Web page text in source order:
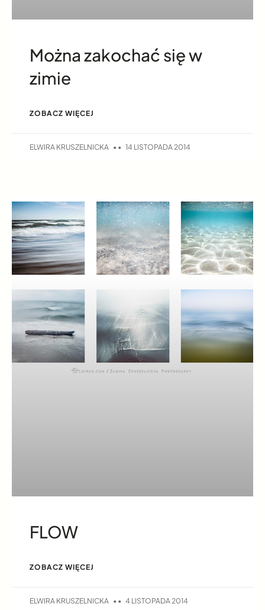
Można zakochać się w
zimie
ZOBACZ WIĘCEJ
ELWIRA KRUSZELNICKA 14 LISTOPADA 2014
FLOW
ZOBACZ WIĘCEJ
ELWIRA KRUSZELNICKA 4 LISTOPADA 2014